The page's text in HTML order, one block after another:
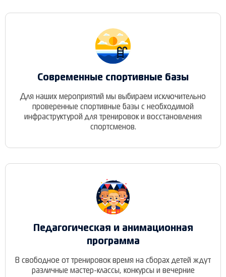
Современные спортивные базы
Для наших мероприятий мы выбираем исключительно
проверенные спортивные базы с необходимой
инфраструктурой для тренировок и восстановления
спортсменов.
Педагогическая и анимационная
программа
В свободное от тренировок время на сборах детей ждут
различные мастер-классы, конкурсы и вечерние